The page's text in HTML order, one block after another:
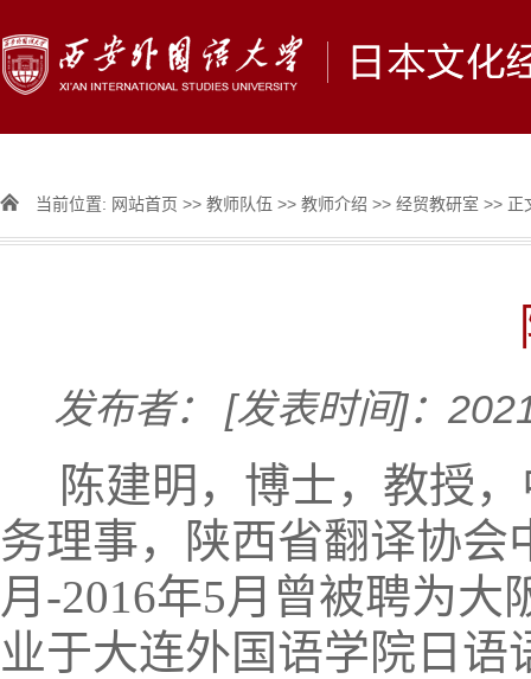
当前位置: 网站首页 >> 教师队伍 >> 教师介绍 >> 经贸教研室 >> 正
发布者： [发表时间]：
陈建明，博士，教授
务理事，陕西省翻译协会
月-2016年5月曾被聘为
业于大连外国语学院日语